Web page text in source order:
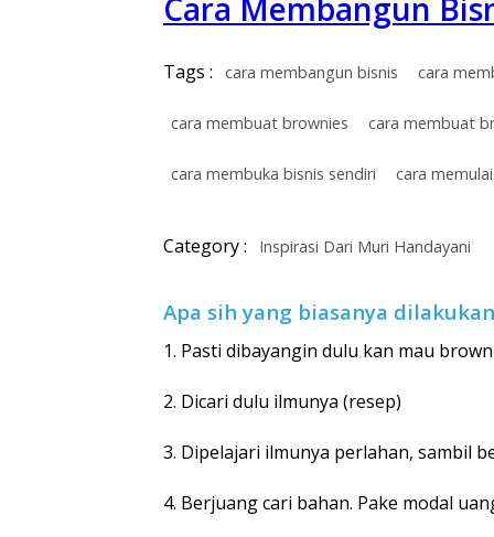
Cara Membangun
Tags : cara membangun bisnis cara
cara membuat brownies cara membuat
cara membuka bisnis sendiri cara
Category : Inspirasi Dari Muri Handayani
Apa sih yang biasanya
1. Pasti dibayangin dulu kan mau
2. Dicari dulu ilmunya (resep)
3. Dipelajari ilmunya perlahan, sambil
4. Berjuang cari bahan. Pake modal